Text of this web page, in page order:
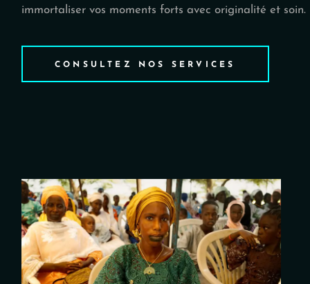
immortaliser vos moments forts avec originalité et soin.
CONSULTEZ NOS SERVICES